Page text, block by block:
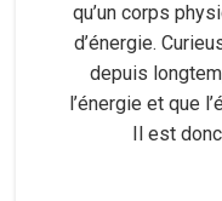
qu’un corps
d’énergie.
depuis
l’énergie et que
Il est